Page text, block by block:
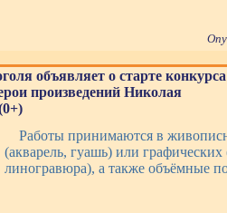
объявляет о старте конкурса
произведений Николая
Работы принимаются в
(акварель, гуашь) или
линогравюра), а также объёмные